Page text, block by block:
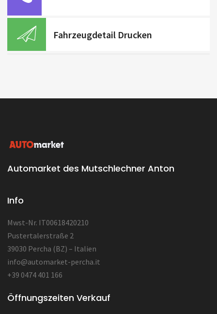
Fahrzeugdetail Drucken
Automarket des Mutschlechner Anton
Info
Mwst-Nr. IT00618420210
Pustertalerstraße 2
39030 Percha (BZ) – Italien
info@automarket-percha.it
+39 0474 401 166
Öffnungszeiten Verkauf